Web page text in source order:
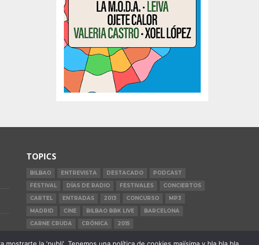
TOPICS
BILBAO ENTREVISTA DESTACADO
PODCAST
FESTIVAL
DÍAS DE RADIO FESTIVALES
CONCIERTOS
CARTEL
ENTRADAS 2013 CONCURSO
MP3
MADRID
CINE BILBAO BBK LIVE
BARCELONA
CARNE CRUDA
CRÓNICA 2015